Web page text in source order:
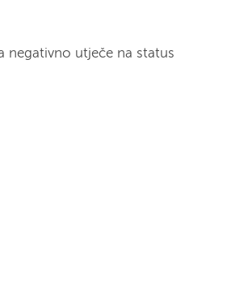
negativno utječe na status